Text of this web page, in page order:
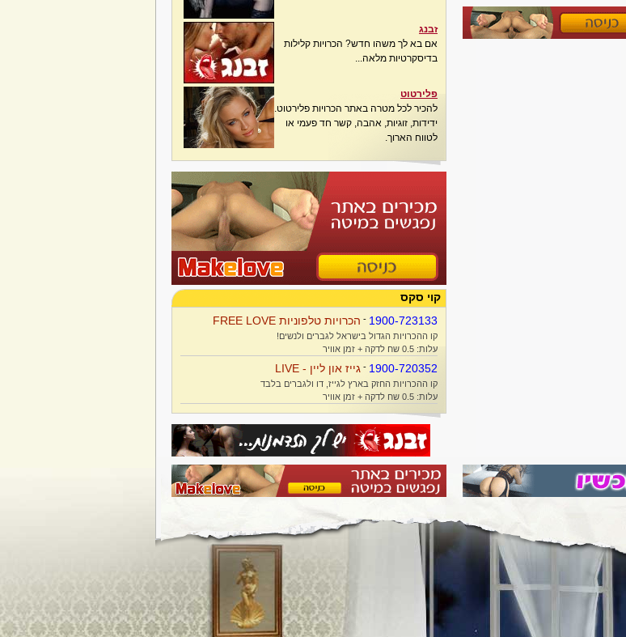
זבנג
אם בא לך משהו חדש? הכרויות קלילות
בדיסקרטיות מלאה...
פלירטוט
להכיר לכל מטרה באתר הכרויות פלירטוט.
ידידות, זוגיות, אהבה, קשר חד פעמי או
לטווח הארוך.
קוי סקס
1900-723133
- הכרויות טלפוניות FREE LOVE
קו ההכרויות הגדול בישראל לגברים ולנשים!
עלות: 0.5 שח לדקה + זמן אוויר
1900-720352
- גייז און ליין - LIVE
קו ההכרויות החזק בארץ לגייז, דו ולגברים בלבד
עלות: 0.5 שח לדקה + זמן אוויר